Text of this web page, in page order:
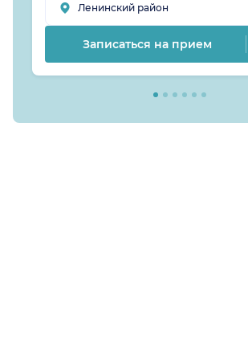
Ленинский район
Записаться на прием